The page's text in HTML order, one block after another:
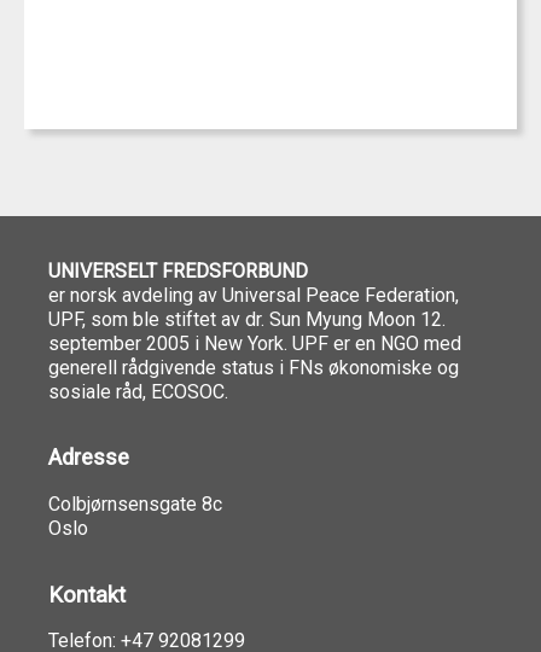
UNIVERSELT FREDSFORBUND
er norsk avdeling av Universal Peace Federation,
UPF, som ble stiftet av dr. Sun Myung Moon 12.
september 2005 i New York. UPF er en NGO med
generell rådgivende status i FNs økonomiske og
sosiale råd, ECOSOC.
Adresse
Colbjørnsensgate 8c
Oslo
Kontakt
Telefon: +47 92081299